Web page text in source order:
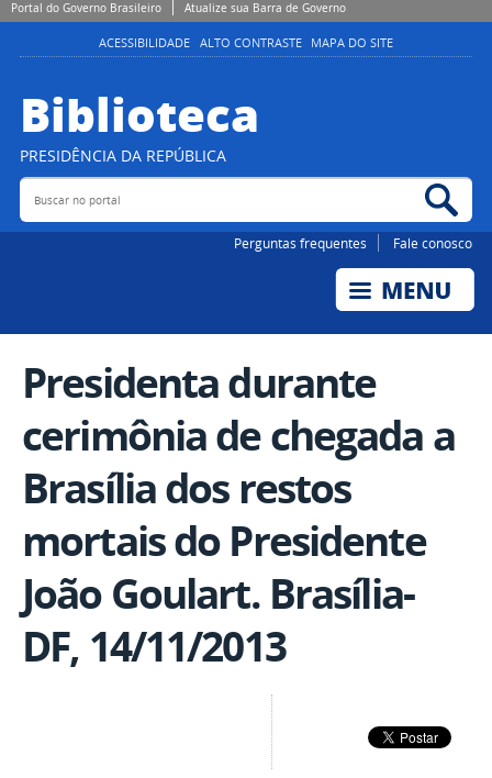
Portal do Governo Brasileiro Atualize sua Barra de Governo
ACESSIBILIDADE ALTO CONTRASTE MAPA DO SITE
Biblioteca
PRESIDÊNCIA DA REPÚBLICA
Buscar no portal
Perguntas frequentes Fale conosco
Presidenta durante
cerimônia de chegada a
Brasília dos restos
mortais do Presidente
João Goulart. Brasília-
DF, 14/11/2013